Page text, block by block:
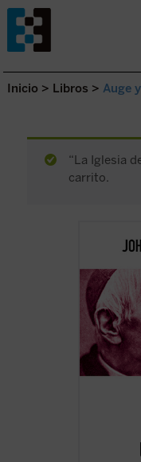
Saltar al contenido.
Inicio > Libros > Auge
“La Iglesia
carrito.